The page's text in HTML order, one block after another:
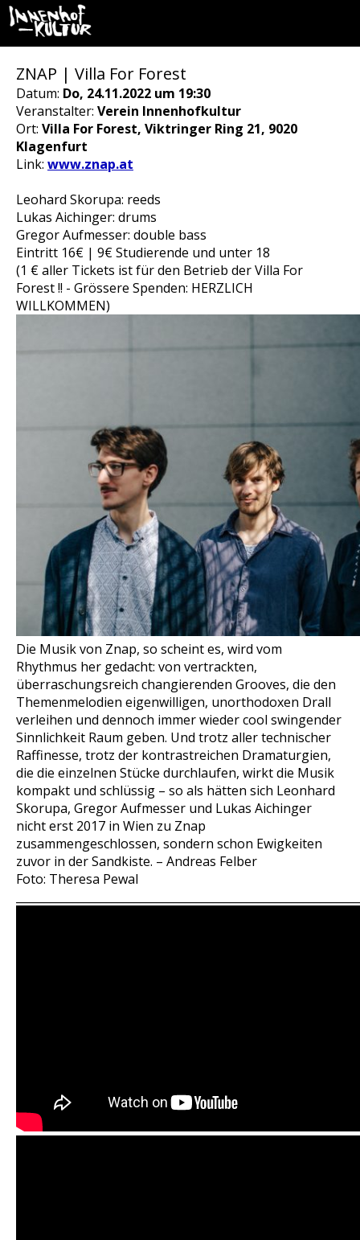
ZNAP | Villa For Forest
Datum: Do, 24.11.2022 um 19:30
Veranstalter: Verein Innenhofkultur
Ort: Villa For Forest, Viktringer Ring 21, 9020
Klagenfurt
Link: www.znap.at
Leohard Skorupa: reeds
Lukas Aichinger: drums
Gregor Aufmesser: double bass
Eintritt 16€ | 9€ Studierende und unter 18
(1 € aller Tickets ist für den Betrieb der Villa For
Forest !! - Grössere Spenden: HERZLICH
WILLKOMMEN)
Die Musik von Znap, so scheint es, wird vom
Rhythmus her gedacht: von vertrackten,
überraschungsreich changierenden Grooves, die den
Themenmelodien eigenwilligen, unorthodoxen Drall
verleihen und dennoch immer wieder cool swingender
Sinnlichkeit Raum geben. Und trotz aller technischer
Raffinesse, trotz der kontrastreichen Dramaturgien,
die die einzelnen Stücke durchlaufen, wirkt die Musik
kompakt und schlüssig – so als hätten sich Leonhard
Skorupa, Gregor Aufmesser und Lukas Aichinger
nicht erst 2017 in Wien zu Znap
zusammengeschlossen, sondern schon Ewigkeiten
zuvor in der Sandkiste. – Andreas Felber
Foto: Theresa Pewal